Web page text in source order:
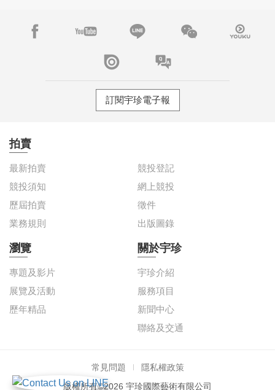
訂閱宇珍電子報
拍賣
最新拍賣
競投登記
競投須知
網上競投
歷屆拍賣
徵件
業務規則
出版圖錄
瀏覽
專題及影片
展覽及活動
歷年精品
關於宇珍
宇珍介紹
服務項目
新聞中心
聯絡及交通
常見問題
隱私權政策
版權所有©2026 宇珍國際藝術有限公司